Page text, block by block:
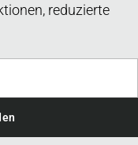
reduzierte